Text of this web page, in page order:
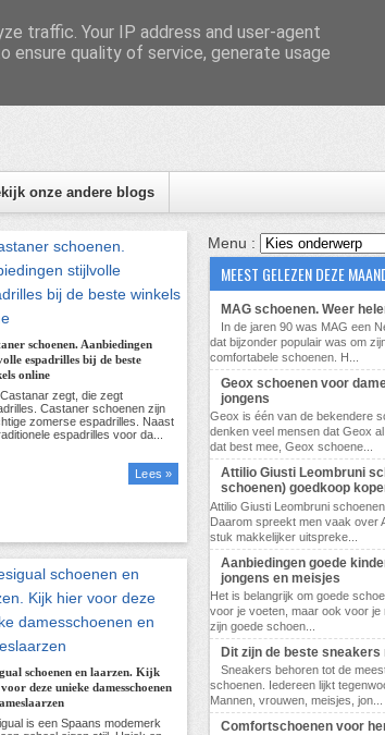
onze andere blogs
schoenen. Aanbiedingen
espadrilles bij de beste
online
Lees »
schoenen en laarzen. Kijk
deze unieke damesschoenen
Menu :
MEEST GELEZEN DEZE
MAG schoenen. Weer
In de jaren 90 was MAG een
dat bijzonder populair was om
comfortabele schoenen. H...
Geox schoenen voor
jongens
Geox is één van de bekendere
denken veel mensen dat Geox
dat best mee, Geox schoene...
Attilio Giusti Leombruni
schoenen) goedkoop
Attilio Giusti Leombruni
Daarom spreekt men vaak over
stuk makkelijker uitspreke...
Aanbiedingen goede
jongens en meisjes
Het is belangrijk om goede
voor je voeten, maar ook voor
zijn goede schoen...
Dit zijn de beste sneakers
Sneakers behoren tot de
schoenen. Iedereen lijkt
Mannen, vrouwen, meisjes, jon...
Comfortschoenen voor
traffic. Your IP address and user-agent
ensure quality of service, generate usage